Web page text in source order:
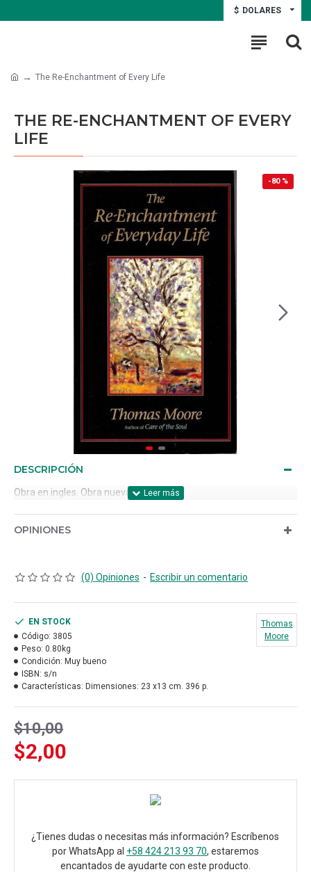
$ DOLARES
The Re-Enchantment of Every Life
THE RE-ENCHANTMENT OF EVERY
LIFE
-80 %
DESCRIPCIÓN
Obra en ingles. Obra nueva.
OPINIONES
(0) Opiniones - Escribir un comentario
$10,00
$2,00
EN STOCK
Código: 3805
Peso: 0.80kg
Condición: Muy bueno
ISBN: s/n
Características: Dimensiones: 23 x13 cm. 396 p.
Thomas
Moore
¿Tienes dudas o necesitas más información? Escríbenos
por WhatsApp al +58 424 213 93 70, estaremos
encantados de ayudarte con este producto.